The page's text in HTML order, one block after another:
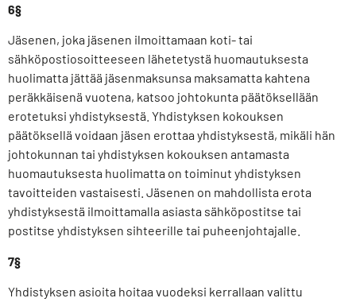
6§
Jäsenen, joka jäsenen ilmoittamaan koti- tai
sähköpostiosoitteeseen lähetetystä huomautuksesta
huolimatta jättää jäsenmaksunsa maksamatta kahtena
peräkkäisenä vuotena, katsoo johtokunta päätöksellään
erotetuksi yhdistyksestä. Yhdistyksen kokouksen
päätöksellä voidaan jäsen erottaa yhdistyksestä, mikäli hän
johtokunnan tai yhdistyksen kokouksen antamasta
huomautuksesta huolimatta on toiminut yhdistyksen
tavoitteiden vastaisesti. Jäsenen on mahdollista erota
yhdistyksestä ilmoittamalla asiasta sähköpostitse tai
postitse yhdistyksen sihteerille tai puheenjohtajalle.
7§
Yhdistyksen asioita hoitaa vuodeksi kerrallaan valittu